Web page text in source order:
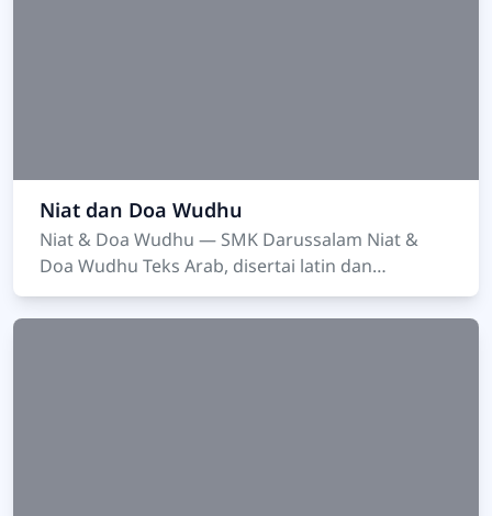
Niat dan Doa Wudhu
Niat & Doa Wudhu — SMK Darussalam Niat &
Doa Wudhu Teks Arab, disertai latin dan
terjemahan. …